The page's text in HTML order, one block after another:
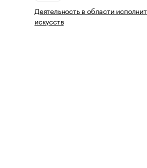
Деятельность в области
искусств